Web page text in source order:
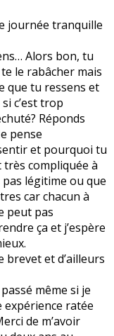
journée tranquille
Alors bon, tu
le rabâcher mais
que tu ressens et
c’est trop
Réponds
pense
et pourquoi tu
très compliquée à
légitime ou que
car chacun à
peut pas
ça et j’espère
brevet et d’ailleurs
même si je
ratée
de m’avoir